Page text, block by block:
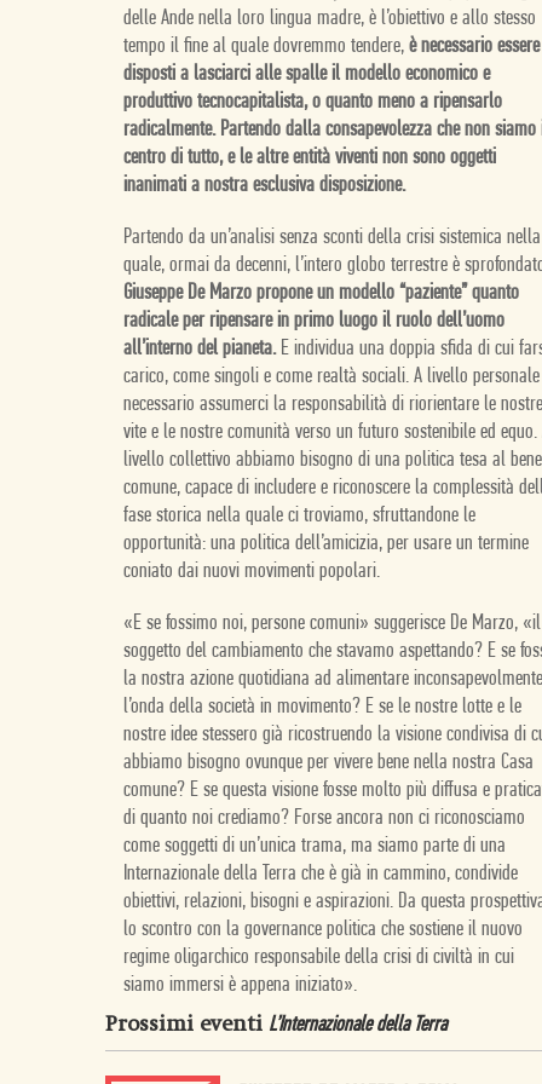
delle Ande nella loro lingua madre, è l’obiettivo e allo stesso
tempo il fine al quale dovremmo tendere, è necessario essere
disposti a lasciarci alle spalle il modello economico e
produttivo tecnocapitalista, o quanto meno a ripensarlo
radicalmente. Partendo dalla consapevolezza che non siamo
centro di tutto, e le altre entità viventi non sono oggetti
inanimati a nostra esclusiva disposizione.
Partendo da un’analisi senza sconti della crisi sistemica nella
quale, ormai da decenni, l’intero globo terrestre è
Giuseppe De Marzo propone un modello “paziente” quanto
radicale per ripensare in primo luogo il ruolo dell’uomo
all’interno del pianeta.E individua una doppia sfida di cui
carico, come singoli e come realtà sociali. A livello
necessario assumerci la responsabilità di riorientare le nostre
vite e le nostre comunità verso un futuro sostenibile ed equo.
livello collettivo abbiamo bisogno di una politica tesa al bene
comune, capace di includere e riconoscere la complessità
fase storica nella quale ci troviamo, sfruttandone le
opportunità: una politica dell’amicizia, per usare un termine
coniato dai nuovi movimenti popolari.
«E se fossimo noi, persone comuni» suggerisce De Marzo, «il
soggetto del cambiamento che stavamo aspettando? E se
la nostra azione quotidiana ad alimentare inconsapevolmente
l’onda della società in movimento? E se le nostre lotte e le
nostre idee stessero già ricostruendo la visione condivisa di
abbiamo bisogno ovunque per vivere bene nella nostra Casa
comune? E se questa visione fosse molto più diffusa e
di quanto noi crediamo? Forse ancora non ci riconosciamo
come soggetti di un’unica trama, ma siamo parte di una
Internazionale della Terra che è già in cammino, condivide
obiettivi, relazioni, bisogni e aspirazioni. Da questa
lo scontro con la governance politica che sostiene il nuovo
regime oligarchico responsabile della crisi di civiltà in cui
siamo immersi è appena iniziato».
Prossimi eventi L’Internazionale della Terra